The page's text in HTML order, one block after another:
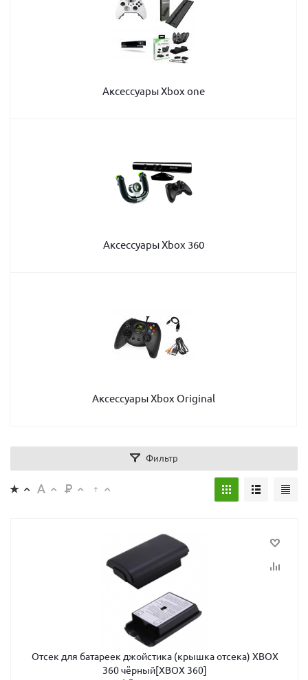
Аксессуары Xbox one
Аксессуары Xbox 360
Аксессуары Xbox Original
Фильтр
Отсек для батареек джойстика (крышка отсека) XBOX
360 чёрный[XBOX 360]